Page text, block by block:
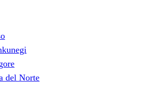
del Norte